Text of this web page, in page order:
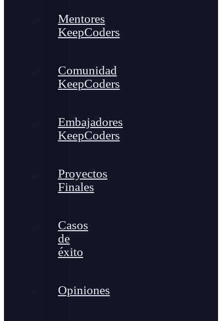
Mentores
KeepCoders
Comunidad
KeepCoders
Embajadores
KeepCoders
Proyectos
Finales
Casos
de
éxito
Opiniones